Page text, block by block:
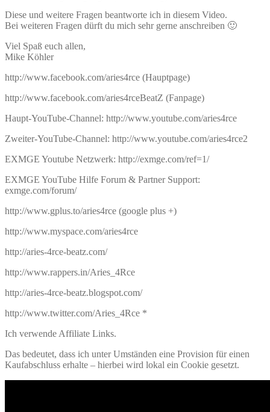
Diese und weitere Fragen beantworte ich in diesem Video.
Bei weiteren Fragen dürft du mich sehr gerne anschreiben 🙂
Viel Spaß euch allen,
Mike Köhler
http://www.facebook.com/aries4rce (Hauptpage)
http://www.facebook.com/aries4rceBeatZ (Fanpage)
Haupt-YouTube-Channel: http://www.youtube.com/aries4rce
Zweiter-YouTube-Channel: http://www.youtube.com/aries4rce2
EXMGE Youtube Netzwerk: http://exmge.com/ref=1/
EXMGE YouTube Hilfe Forum & Partner Support:
exmge.com/forum/
http://www.gplus.to/aries4rce (google plus +)
http://www.myspace.com/aries4rce
http://aries-4rce-beatz.com/
http://www.rappers.in/Aries_4Rce
http://aries-4rce-beatz.blogspot.com/
http://www.twitter.com/Aries_4Rce *
Ich verwende Affiliate Links.
Das bedeutet, dass ich unter Umständen eine Provision für einen
Kaufabschluss erhalte – hierbei wird lokal ein Cookie gesetzt.